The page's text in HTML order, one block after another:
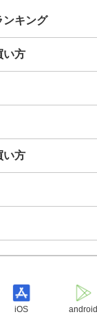
ンキング
い方
い方
iOS android